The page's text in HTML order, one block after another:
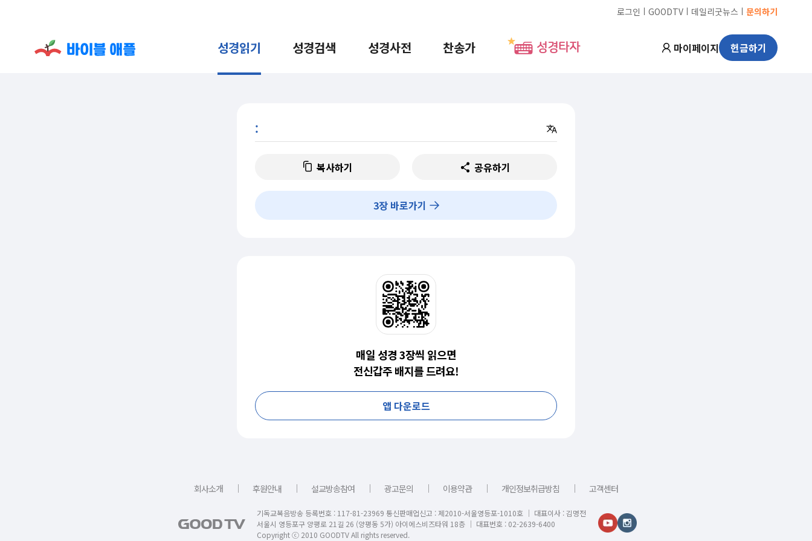
로그인 ㅣ GOODTV ㅣ 데일리굿뉴스 ㅣ 문의하기
성경읽기 성경검색 성경사전 찬송가 성경타자 마이페이지 헌금하기
:
복사하기 공유하기
3장 바로가기
매일 성경 3장씩 읽으면
전신갑주 배지를 드려요!
앱 다운로드
회사소개 ｜ 후원안내 ｜ 설교방송참여 ｜ 광고문의 ｜ 이용약관 ｜ 개인정보취급방침 ｜ 고객센터
기독교복음방송 등록번호 : 117-81-23969 통신판매업신고 : 제2010-서울영등포-1010호 │ 대표이사 : 김명전
서울시 영등포구 양평로 21길 26 (양평동 5가) 아이에스비즈타워 18층 │ 대표번호 : 02-2639-6400
Copyright ⓒ 2010 GOODTV All rights reserved.